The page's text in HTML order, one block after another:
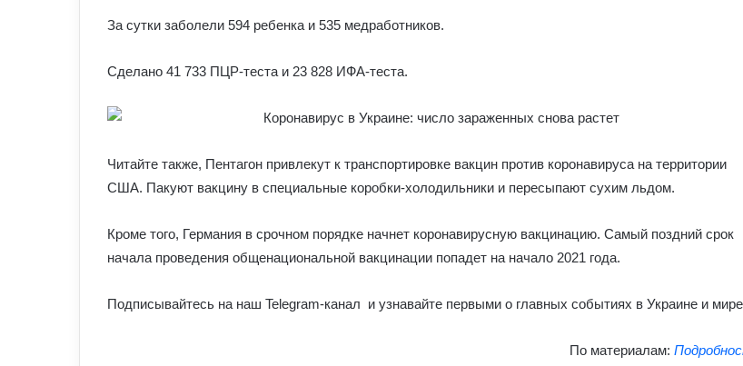
За сутки заболели 594 ребенка и 535 медработников.
Сделано 41 733 ПЦР-теста и 23 828 ИФА-теста.
Читайте также, Пентагон привлекут к транспортировке вакцин против коронавируса на территории
США. Пакуют вакцину в специальные коробки-холодильники и пересыпают сухим льдом.
Кроме того, Германия в срочном порядке начнет коронавирусную вакцинацию. Самый поздний срок
начала проведения общенациональной вакцинации попадет на начало 2021 года.
Подписывайтесь на наш Telegram-канал и узнавайте первыми о главных событиях в Украине и
По материалам:
кого стосується ліміт
У Польщі знову побили українців:
чому випадків агресії стає більше та
На Полтавщині через удар РФ
впливає на організм: приховані